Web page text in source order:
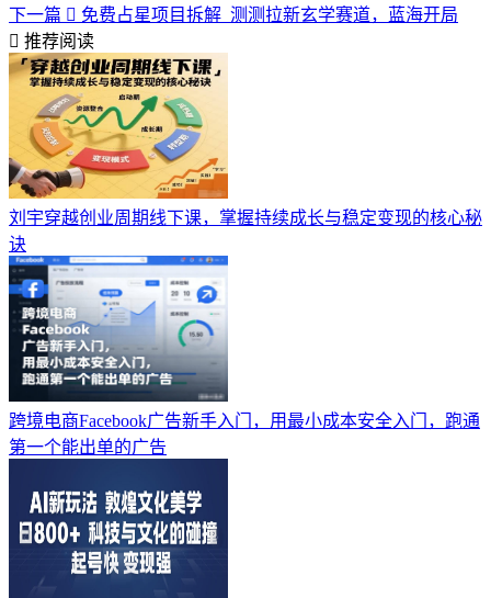
下一篇
免费占星项目拆解_测测拉新玄学赛道，蓝海开局
推荐阅读
刘宇穿越创业周期线下课，掌握持续成长与稳定变现的核心秘
诀
跨境电商Facebook广告新手入门，用最小成本安全入门，跑通
第一个能出单的广告